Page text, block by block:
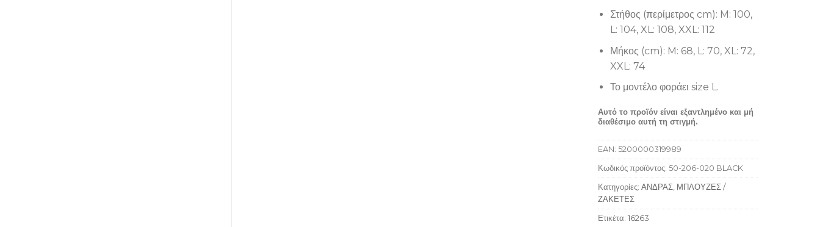
Στήθος (περίμετρος cm): M: 100,
L: 104, XL: 108, XXL: 112
Μήκος (cm): M: 68, L: 70, XL: 72,
XXL: 74
Το μοντέλο φοράει size L.
Αυτό το προϊόν είναι εξαντλημένο και μή
διαθέσιμο αυτή τη στιγμή.
EAN: 5200000319989
Κωδικός προϊόντος: 50-206-020 BLACK
Κατηγορίες: ΑΝΔΡΑΣ ΜΠΛΟΥΖΕΣ /
ΖΑΚΕΤΕΣ
Ετικέτα: 16263